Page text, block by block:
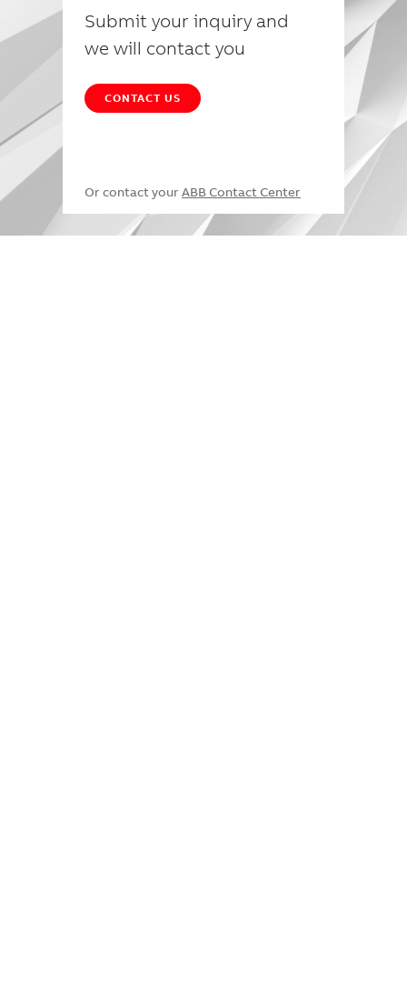
Submit your inquiry and
we will contact you
CONTACT US
Or contact your ABB Contact Center